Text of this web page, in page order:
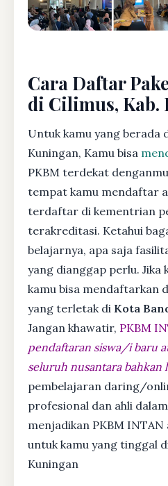
Cara Daftar
di Cilimus, Kab.
Untuk kamu yang berada
Kuningan, Kamu bisa
PKBM terdekat
tempat kamu mendaftar
terdaftar di kementrian
terakreditasi. Ketahui
belajarnya, apa saja
yang dianggap perlu. Jika
kamu bisa mendaftarkan
yang terletak di Kota
Jangan khawatir, PKBM
pendaftaran siswa/i baru
seluruh nusantara bahkan
pembelajaran daring/
profesional dan ahli
menjadikan PKBM
untuk kamu yang tinggal
Kuningan